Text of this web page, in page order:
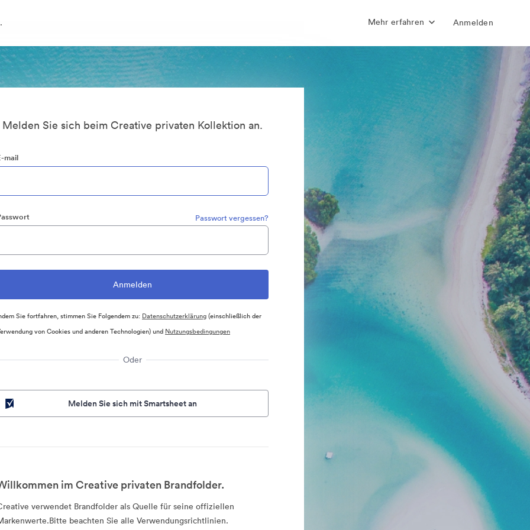
Mehr erfahren Anmelden
Melden Sie sich beim Creative privaten Kollektion an.
mail
Passwort vergessen?
Sie fortfahren, stimmen Sie Folgendem zu: Datenschutzerklärung(einschließlich der
von Cookies und anderen Technologien) und Nutzungsbedingungen
Oder
Melden Sie sich mit Smartsheet an
im Creative privaten Brandfolder.
verwendet Brandfolder als Quelle für seine offiziellen
beachten Sie alle Verwendungsrichtlinien.